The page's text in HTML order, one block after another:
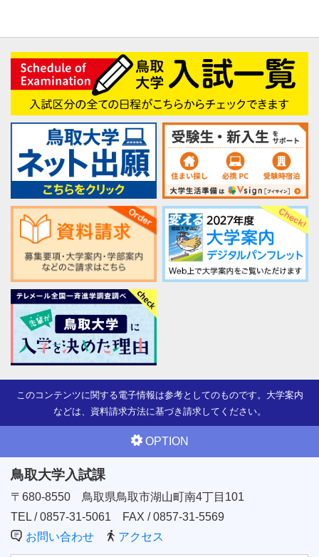
このコンテンツに関する電子情報は参考としてのものです。大学案内
などは、資料請求方法に基づき請求してください。
OPTION
鳥取大学入試課
〒680-8550
鳥取県鳥取市湖山町南4丁目101
TEL / 0857-31-5061
FAX / 0857-31-5569
お問い合わせ
アクセス